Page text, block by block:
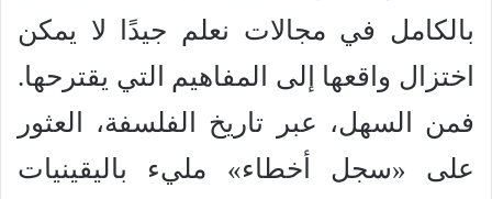
بالكامل في مجالات نعلم جيدًا لا يمكن
اختزال واقعها إلى المفاهيم التي يقترحها.
فمن السهل، عبر تاريخ الفلسفة، العثور
على «سجل أخطاء» مليء باليقينيات